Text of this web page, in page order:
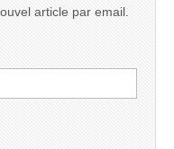
article par email.